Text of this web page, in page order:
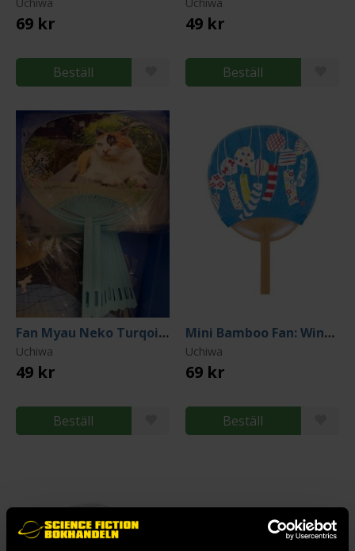
69 kr
Beställ
49 kr
Beställ
Fan Myau Neko Turqoise
Uchiwa
49 kr
Beställ
Mini Bamboo Fan: Wind Chimes Light Blue
Uchiwa
69 kr
Beställ